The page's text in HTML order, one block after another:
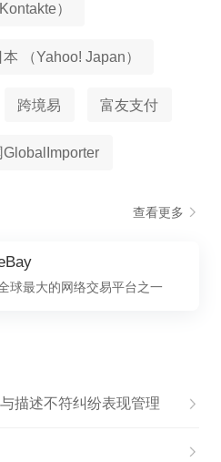
）
（Yahoo! Japan）
跨境易 富友支付
查看更多
球最大的网络交易平台之一
描述不符纠纷表现管理